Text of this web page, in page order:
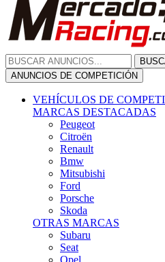
ANUNCIOS DE COMPETICIÓN
VEHÍCULOS DE
MARCAS DESTACADAS
Peugeot
Citroën
Renault
Bmw
Mitsubishi
Ford
Porsche
Skoda
OTRAS MARCAS
Subaru
Seat
Opel
Volkswagen